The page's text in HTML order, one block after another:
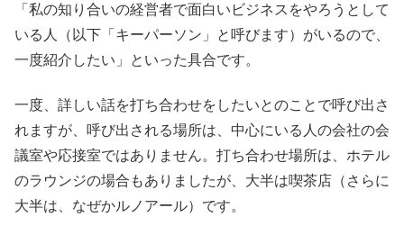
「私の知り合いの経営者で面白いビジネスをやろうとして
いる人（以下「キーパーソン」と呼びます）がいるので、
一度紹介したい」といった具合です。
一度、詳しい話を打ち合わせをしたいとのことで呼び出さ
れますが、呼び出される場所は、中心にいる人の会社の会
議室や応接室ではありません。打ち合わせ場所は、ホテル
のラウンジの場合もありましたが、大半は喫茶店（さらに
大半は、なぜかルノアール）です。